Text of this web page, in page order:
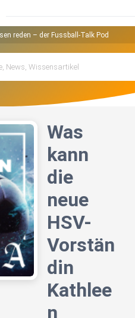
reden – der Fussball-Talk Podcast
Was
kann
die
neue
HSV-
Vorstän
din
Kathlee
n